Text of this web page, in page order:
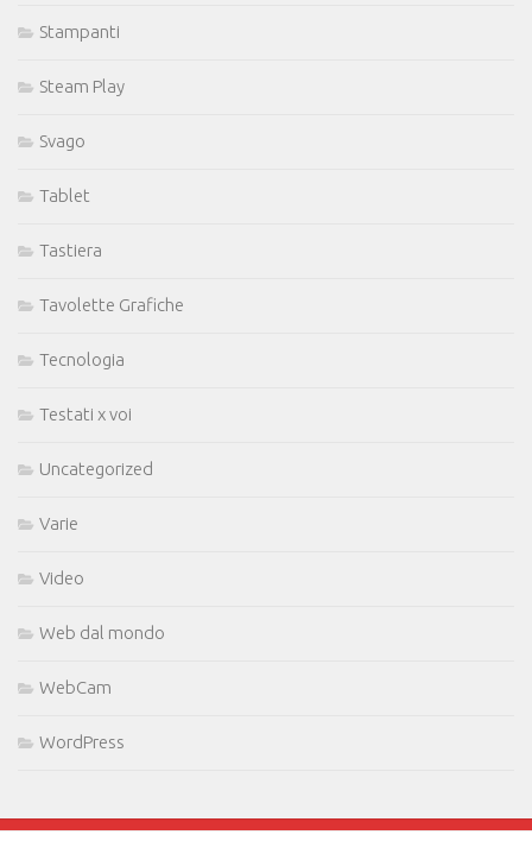
Stampanti
Steam Play
Svago
Tablet
Tastiera
Tavolette Grafiche
Tecnologia
Testati x voi
Uncategorized
Varie
Video
Web dal mondo
WebCam
WordPress